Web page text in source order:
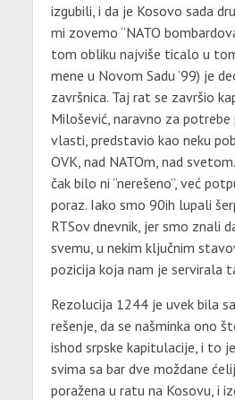
izgubili, i da je Kosovo sada
mi zovemo “NATO
tom obliku najviše ticalo u
mene u Novom Sadu ’99) je
završnica. Taj rat se završio
Milošević, naravno za potrebe
vlasti, predstavio kao neku
OVK, nad NATOm, nad
čak bilo ni “nerešeno”, već
poraz. Iako smo 90ih lupali
RTSov dnevnik, jer smo znali
svemu, u nekim ključnim
pozicija koja nam je servirala
Rezolucija 1244 je uvek bila
rešenje, da se našminka ono
ishod srpske kapitulacije, i to
svima sa bar dve moždane
poražena u ratu na Kosovu, i